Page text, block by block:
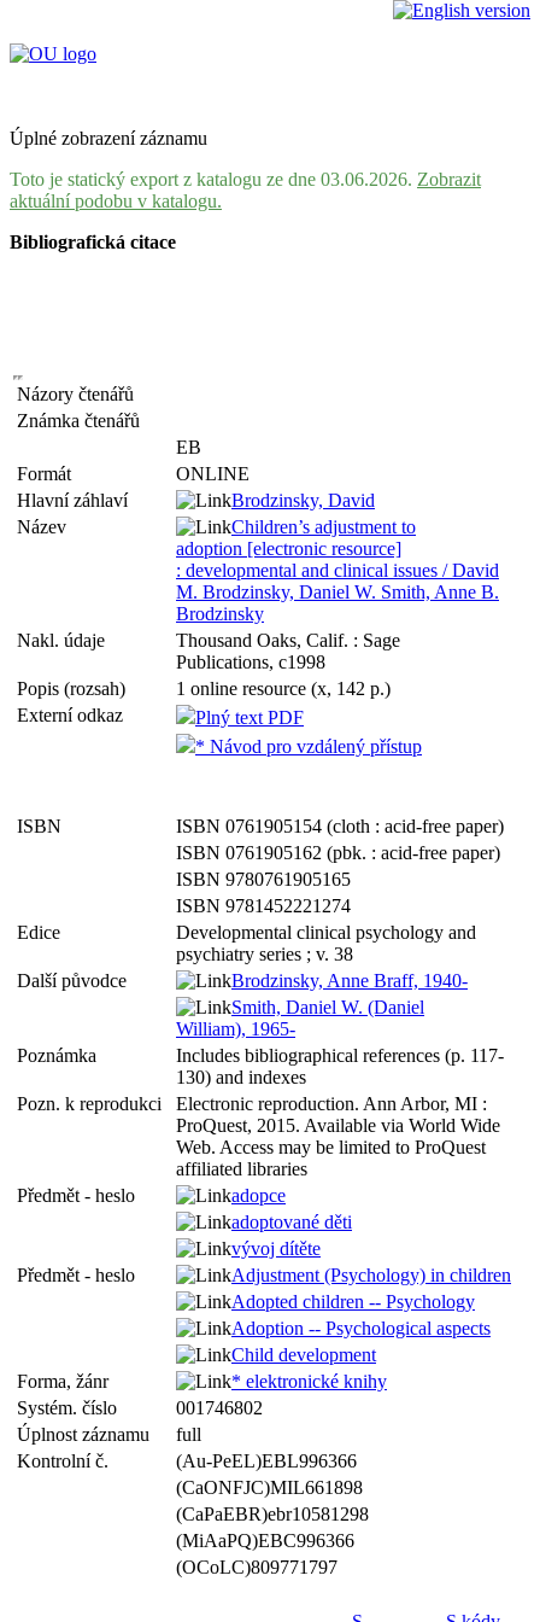
Úplné zobrazení záznamu
Toto je statický export z katalogu ze dne 03.06.2026. Zobrazit
aktuální podobu v katalogu.
Bibliografická citace
Názory čtenářů
Známka čtenářů
EB
Formát
ONLINE
Hlavní záhlaví
Brodzinsky, David
Název
Children’s adjustment to
adoption [electronic resource]
: developmental and clinical issues / David
M. Brodzinsky, Daniel W. Smith, Anne B.
Brodzinsky
Nakl. údaje
Thousand Oaks, Calif. : Sage
Publications, c1998
Popis (rozsah)
1 online resource (x, 142 p.)
Externí odkaz
Plný text PDF
* Návod pro vzdálený přístup
ISBN
ISBN 0761905154 (cloth : acid-free paper)
ISBN 0761905162 (pbk. : acid-free paper)
ISBN 9780761905165
ISBN 9781452221274
Edice
Developmental clinical psychology and
psychiatry series ; v. 38
Další původce
Brodzinsky, Anne Braff, 1940-
Smith, Daniel W. (Daniel
William), 1965-
Poznámka
Includes bibliographical references (p. 117-
130) and indexes
Pozn. k reprodukci
Electronic reproduction. Ann Arbor, MI :
ProQuest, 2015. Available via World Wide
Web. Access may be limited to ProQuest
affiliated libraries
Předmět - heslo
adopce
adoptované děti
vývoj dítěte
Předmět - heslo
Adjustment (Psychology) in children
Adopted children -- Psychology
Adoption -- Psychological aspects
Child development
Forma, žánr
* elektronické knihy
Systém. číslo
001746802
Úplnost záznamu
full
Kontrolní č.
(Au-PeEL)EBL996366
(CaONFJC)MIL661898
(CaPaEBR)ebr10581298
(MiAaPQ)EBC996366
(OCoLC)809771797